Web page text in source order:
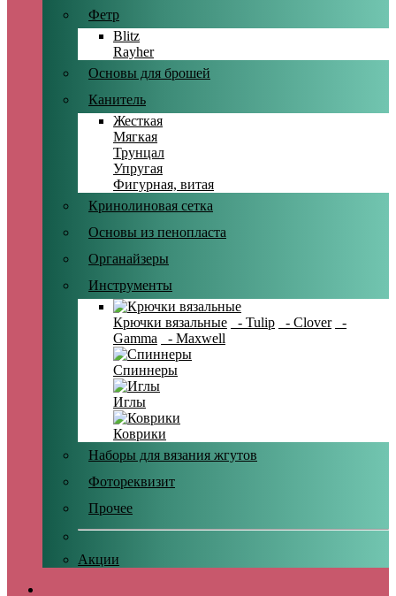
Фетр
Blitz
Rayher
Основы для брошей
Канитель
Жесткая
Мягкая
Трунцал
Упругая
Фигурная, витая
Кринолиновая сетка
Основы из пенопласта
Органайзеры
Инструменты
Крючки вязальные - Tulip - Clover
-
Gamma
- Maxwell
Спиннеры
Иглы
Коврики
Наборы для вязания жгутов
Фотореквизит
Прочее
Акции